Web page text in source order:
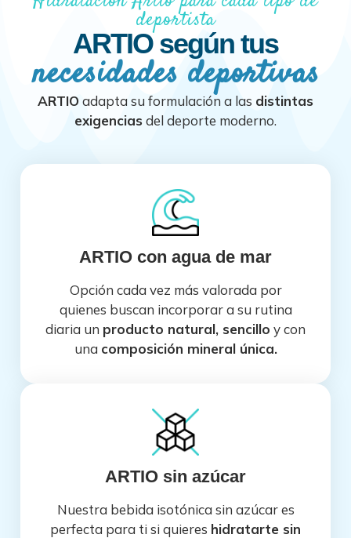
deportista
ARTIO según tus
necesidades deportivas
ARTIO adapta su formulación a las distintas
exigencias del deporte moderno.
ARTIO con agua de mar
Opción cada vez más valorada por
quienes buscan incorporar a su rutina
diaria un producto natural, sencillo y con
una composición mineral única.
ARTIO sin azúcar
Nuestra bebida isotónica sin azúcar es
perfecta para ti si quieres hidratarte sin